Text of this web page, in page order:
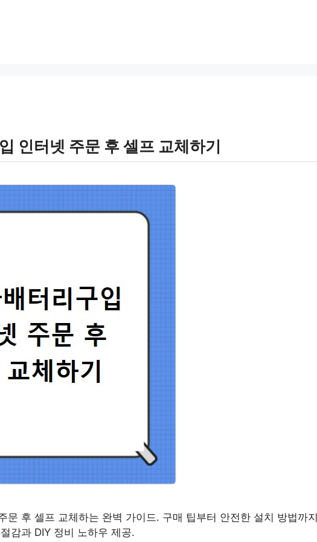
인터넷 주문 후 셀프 교체하기
문 후 셀프 교체하는 완벽 가이드. 구매 팁부터 안전한 설치 방법까지
감과 DIY 정비 노하우 제공.